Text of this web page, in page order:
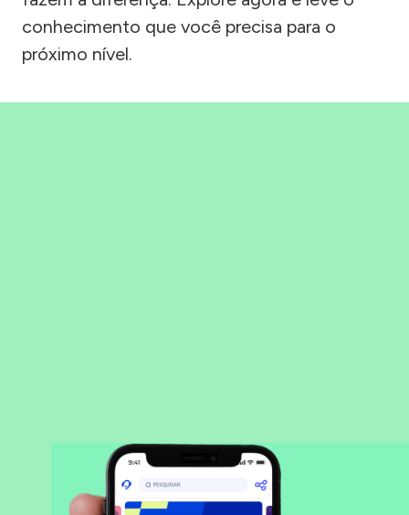
conhecimento que você precisa para o
próximo nível.